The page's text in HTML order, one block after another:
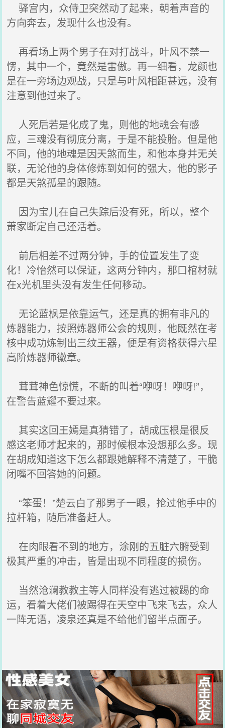
驿宫内，众侍卫突然动了起来，朝着声音的
方向奔去，发现什么也没有。
再看场上两个男子在对打战斗，叶风不禁一
愣，其中一个，竟然是雷傲。再一细看，龙颜也
是在一旁场边观战，只是与叶风相距甚远，没有
注意到他过来了。
人死后若是化成了鬼，则他的地魂会有感
应，三魂没有彻底分离，于是不能投胎。但是他
不同，他的地魂是因天煞而生，和他本身并无关
联，无论他的身体修炼到如何的强大，他的影子
都是天煞孤星的跟随。
因为宝儿在自己失踪后没有死，所以，整个
萧家断定自己还活着。
前后相差不过两分钟，手的位置发生了变
化！冷怡然可以保证，这两分钟内，那口棺材就
在x光机里头没有发生任何移动。
无论蓝枫是依靠运气，还是真的拥有非凡的
炼器能力，按照炼器师公会的规则，他既然在考
核中成功炼制出三纹王器，便是有资格获得六星
高阶炼器师徽章。
茸茸神色惊慌，不断的叫着“咿呀！咿呀!”，
在警告蓝耀不要过来。
其实这回王嫣是真猜错了，胡成压根是很反
感这老师才起来的，那时候根本没想那么多。现
在胡成知道这下怎么都跟她解释不清楚了，干脆
闭嘴不回答她的问题。
“笨蛋！”楚云白了那男子一眼，抢过他手中的
拉杆箱，随后准备赶人。
在肉眼看不到的地方，涂刚的五脏六腑受到
极其严重的冲击，皆是出现不同程度的损伤。
当然沧澜教教主等人同样没有逃过被踢的命
运，看着大佬们被踢得在天空中飞来飞去，众人
一阵无语，凌泉还真是不给他们留半点面子。